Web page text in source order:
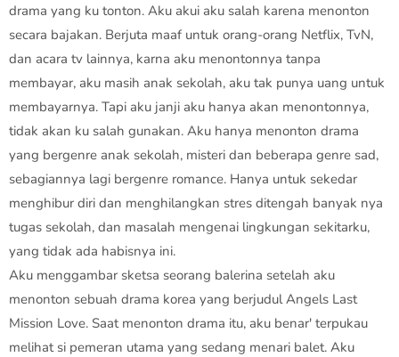
drama yang ku tonton. Aku akui aku salah karena menonton
secara bajakan. Berjuta maaf untuk orang-orang Netflix, TvN,
dan acara tv lainnya, karna aku menontonnya tanpa
membayar, aku masih anak sekolah, aku tak punya uang untuk
membayarnya. Tapi aku janji aku hanya akan menontonnya,
tidak akan ku salah gunakan. Aku hanya menonton drama
yang bergenre anak sekolah, misteri dan beberapa genre sad,
sebagiannya lagi bergenre romance. Hanya untuk sekedar
menghibur diri dan menghilangkan stres ditengah banyak nya
tugas sekolah, dan masalah mengenai lingkungan sekitarku,
yang tidak ada habisnya ini.
Aku menggambar sketsa seorang balerina setelah aku
menonton sebuah drama korea yang berjudul Angels Last
Mission Love. Saat menonton drama itu, aku benar' terpukau
melihat si pemeran utama yang sedang menari balet. Aku